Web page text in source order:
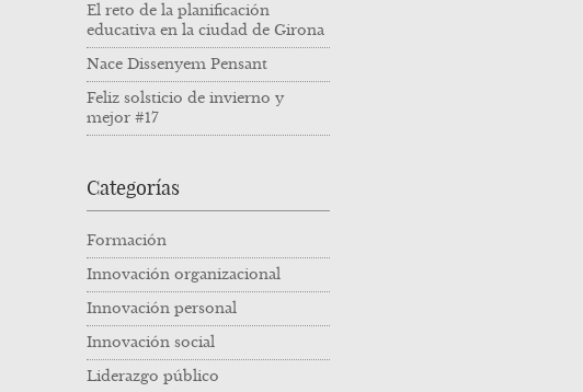
El reto de la planificación
educativa en la ciudad de Girona
Nace Dissenyem Pensant
Feliz solsticio de invierno y
mejor #17
Categorías
Formación
Innovación organizacional
Innovación personal
Innovación social
Liderazgo público